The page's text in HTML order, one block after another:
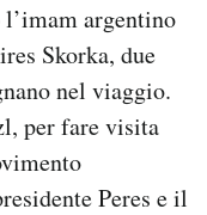
argentino
Skorka, due
nel viaggio.
per fare visita
Peres e il